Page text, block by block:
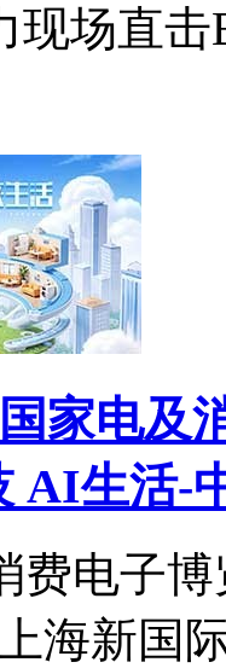
现场直
家电及
AI生活-
费电子
海新国